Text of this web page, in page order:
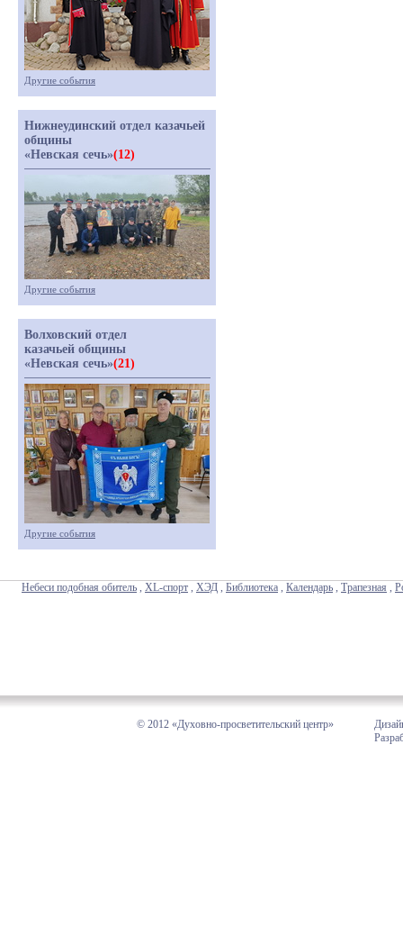
Другие события
Нижнеудинский отдел казачьей
общины
«Невская сечь»(12)
Другие события
Волховский отдел
казачьей общины
«Невская сечь»(21)
Другие события
Небеси подобная обитель , XL-спорт , ХЭД , Библиотека , Календарь , Трапезная ,
© 2012 «Духовно-просветительский центр»